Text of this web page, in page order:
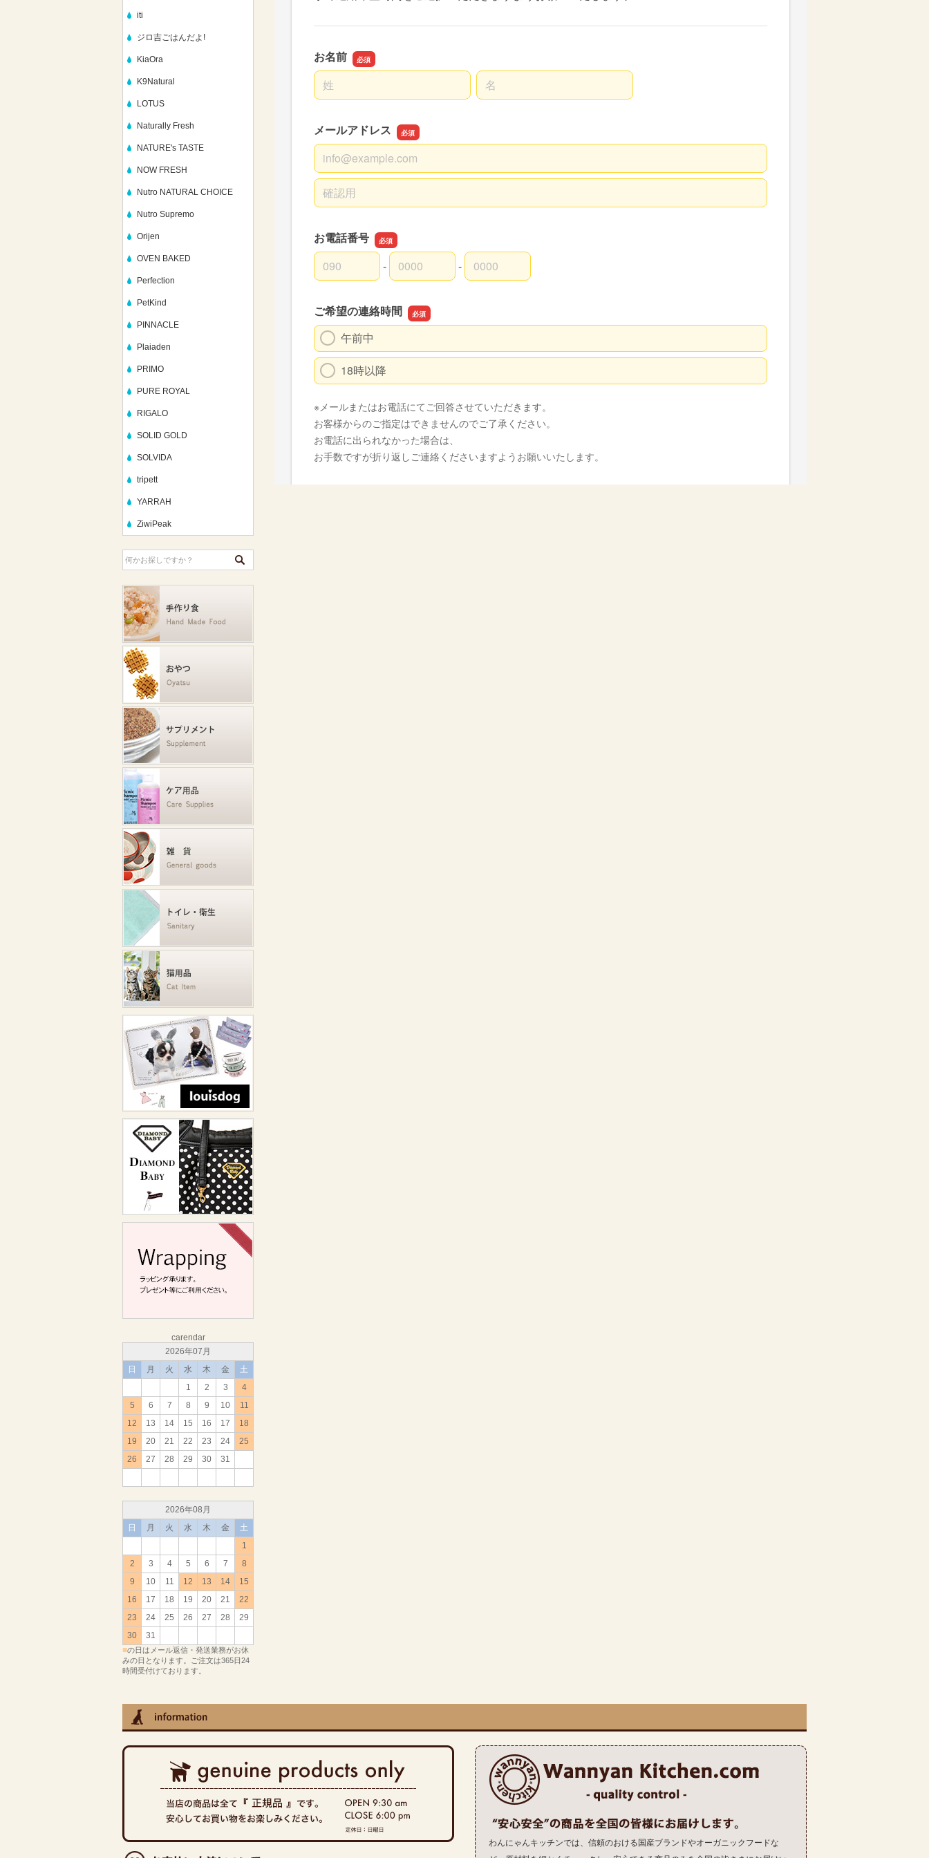
iti
ジロ吉ごはんだよ!
KiaOra
K9Natural
LOTUS
Naturally Fresh
NATURE's TASTE
NOW FRESH
Nutro NATURAL CHOICE
Nutro Supremo
Orijen
OVEN BAKED
Perfection
PetKind
PINNACLE
Plaiaden
PRIMO
PURE ROYAL
RIGALO
SOLID GOLD
SOLVIDA
tripett
YARRAH
ZiwiPeak
carendar
2026年07月
日
月 火 水 木 金
土
1
2 3
4
5
6 7 8 9 10
11
12
13 14 15 16 17
18
19
20 21 22 23 24
25
26
27 28 29 30 31
2026年08月
日
月 火 水 木 金
土
1
2
3 4 5 6 7
8
9
10 11 12 13 14
15
16
17 18 19 20 21
22
23
24 25 26 27 28
29
30
31
■の日はメール返信・発送業務がお休
みの日となります。ご注文は365日24
時間受付けております。
わんにゃんキッチンでは、信頼のおける国産ブランドやオーガニックフードな